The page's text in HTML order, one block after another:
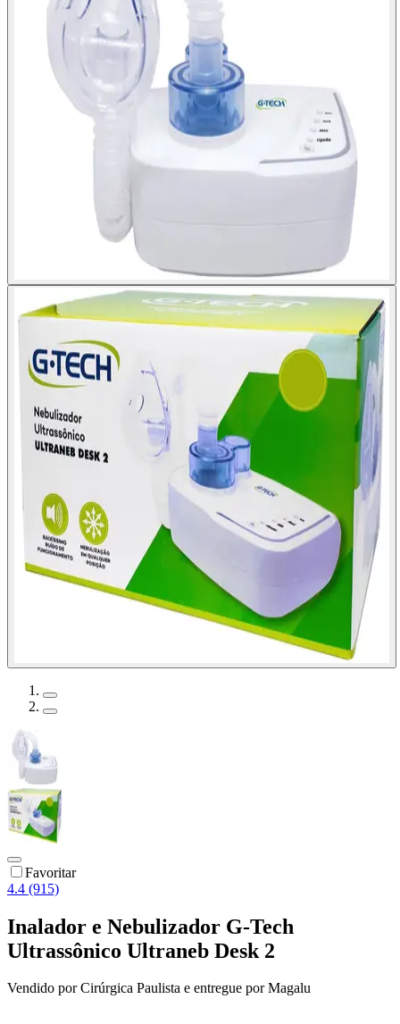
Favoritar
4.4 (915)
Inalador e Nebulizador G-Tech
Ultrassônico Ultraneb Desk 2
Vendido porCirúrgica Paulista e entregue por Magalu